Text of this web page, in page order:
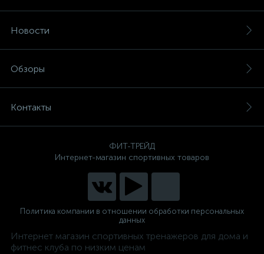
Новости
Обзоры
Контакты
ФИТ-ТРЕЙД
Интернет-магазин спортивных товаров
Политика компании в отношении обработки персональных
данных
Интернет магазин спортивных тренажеров для дома и
фитнес клуба по низким ценам